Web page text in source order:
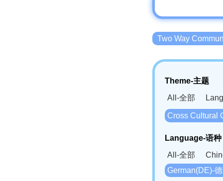
Two Way
Theme-主题
All-全部
Cross Cultural
Language-语种
All-全部
German(DE)-